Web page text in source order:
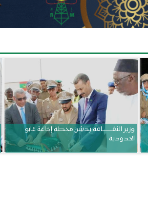
وزير الثقــــــــــافة يدشن محطة إذاعة غابو
الحدودية